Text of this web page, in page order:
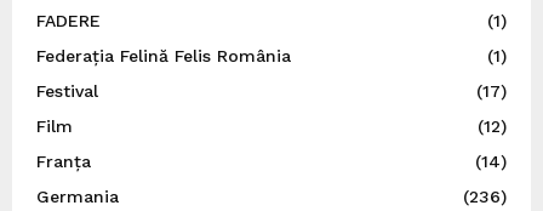
FADERE
(1)
Federația Felină Felis România
(1)
Festival
(17)
Film
(12)
Franța
(14)
Germania
(236)